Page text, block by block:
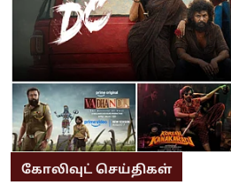
கோலிவுட் செய்திகள்